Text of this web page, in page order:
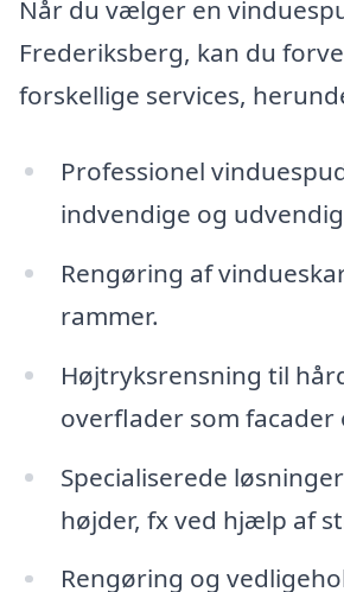
Når du vælger en
Frederiksberg, kan du
forskellige services,
Professionel
indvendige og
Rengøring af
rammer.
Højtryksrensning til
overflader som facader
Specialiserede
højder, fx ved hjælp af
Rengøring og